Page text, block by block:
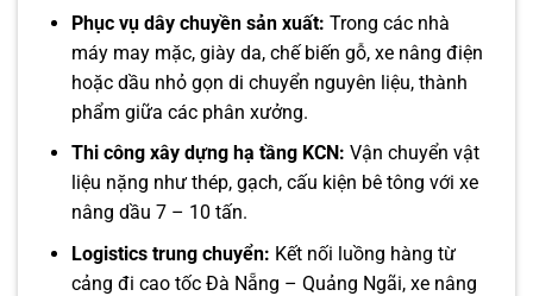
Phục vụ dây chuyền sản xuất: Trong các nhà
máy may mặc, giày da, chế biến gỗ, xe nâng điện
hoặc dầu nhỏ gọn di chuyển nguyên liệu, thành
phẩm giữa các phân xưởng.
Thi công xây dựng hạ tầng KCN: Vận chuyển vật
liệu nặng như thép, gạch, cấu kiện bê tông với xe
nâng dầu 7 – 10 tấn.
Logistics trung chuyển: Kết nối luồng hàng từ
cảng đi cao tốc Đà Nẵng – Quảng Ngãi, xe nâng